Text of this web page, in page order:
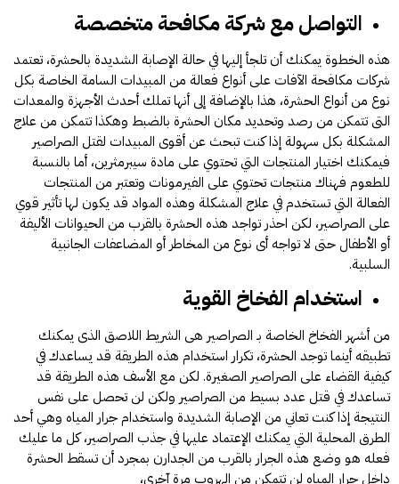
التواصل مع شركة مكافحة متخصصة
هذه الخطوة يمكنك أن تلجأ إليها في حالة الإصابة الشديدة بالحشرة، تعتمد
شركات مكافحة الآفات على أنواع فعالة من المبيدات السامة الخاصة بكل
نوع من أنواع الحشرة، هذا بالإضافة إلى أنها تملك أحدث الأجهزة والمعدات
التى تتمكن من رصد وتحديد مكان الحشرة بالضبط وهكذا تتمكن من علاج
المشكلة بكل سهولة إذا كنت تبحث عن أقوى المبيدات لقتل الصراصير
فيمكنك اختيار المنتجات التي تحتوي على مادة سيبرمثرين، أما بالنسبة
للطعوم فهناك منتجات تحتوي على الفيرمونات وتعتبر من المنتجات
الفعالة التي تستخدم في علاج المشكلة وهذه المواد قد يكون لها تأثير قوي
على الصراصير، لكن احذر تواجد هذه الحشرة بالقرب من الحيوانات الأليفة
أو الأطفال حتى لا تواجه أى نوع من المخاطر أو المضاعفات الجانبية
السلبية.
استخدام الفخاخ القوية
من أشهر الفخاخ الخاصة بـ الصراصير هى الشريط اللاصق الذى يمكنك
تطبيقه أينما توجد الحشرة، تكرار استخدام هذه الطريقة قد يساعدك في
كيفية القضاء على الصراصير الصغيرة. لكن مع الأسف هذه الطريقة قد
تساعدك في قتل عدد بسيط من الصراصير ولكن لن تحصل على نفس
النتيجة إذا كنت تعاني من الإصابة الشديدة واستخدام جرار المياه وهي أحد
الطرق المحلية التي يمكنك الإعتماد عليها في جذب الصراصير، كل ما عليك
فعله هو وضع هذه الجرار بالقرب من الجدارن بمجرد أن تسقط الحشرة
داخل جرار المياه لن تتمكن من الهروب مرة آخرى،